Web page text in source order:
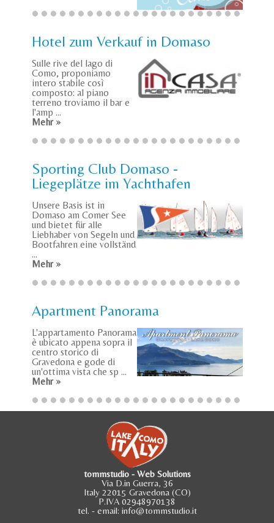
Hotel zum Verkauf in Domaso
Sulle rive del lago di
Como, proponiamo
intero stabile così
composto: al piano
terreno troviamo il bar e
l'amp ...
Mehr »
Sporting Club Domaso -
Liegeplätze im Yachthafen
Unsere Basis ist in
Domaso am Comer See
und bietet für alle
Liebhaber von Segeln und
Bootfahren eine vollständ
...
Mehr »
Apartment Panorama
L'appartamento Panorama
è ubicato appena sopra il
centro storico di
Gravedona e gode di
un'ottima vista che sp ...
Mehr »
tommstudio - Web Solutions
Via D.in Guerra, 36
Italy 22015 Gravedona (CO)
P.IVA 02948970138
tel. - email: info@tommstudio.it